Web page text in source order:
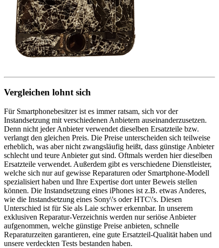
Vergleichen lohnt sich
Für Smartphonebesitzer ist es immer ratsam, sich vor der
Instandsetzung mit verschiedenen Anbietern auseinanderzusetzen.
Denn nicht jeder Anbieter verwendet dieselben Ersatzteile bzw.
verlangt den gleichen Preis. Die Preise unterscheiden sich teilweise
erheblich, was aber nicht zwangsläufig heißt, dass günstige Anbieter
schlecht und teure Anbieter gut sind. Oftmals werden hier dieselben
Ersatzteile verwendet. Außerdem gibt es verschiedene Dienstleister,
welche sich nur auf gewisse Reparaturen oder Smartphone-Modell
spezialisiert haben und Ihre Expertise dort unter Beweis stellen
können. Die Instandsetzung eines iPhones ist z.B. etwas Anderes,
wie die Instandsetzung eines Sony\'s oder HTC\'s. Diesen
Unterschied ist für Sie als Laie schwer erkennbar. In unserem
exklusiven Reparatur-Verzeichnis werden nur seriöse Anbieter
aufgenommen, welche günstige Preise anbieten, schnelle
Reparaturzeiten garantieren, eine gute Ersatzteil-Qualität haben und
unsere verdeckten Tests bestanden haben.